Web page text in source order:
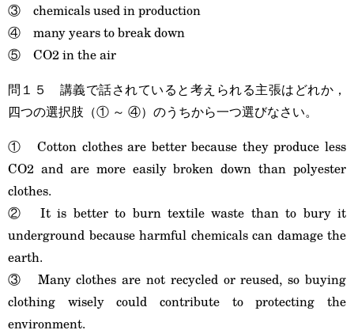
③ chemicals used in production
④ many years to break down
⑤ CO2 in the air
問１５ 講義で話されていると考えられる主張はどれか，
四つの選択肢（① ～ ④）のうちから一つ選びなさい。
① Cotton clothes are better because they produce less
CO2 and are more easily broken down than polyester
clothes.
② It is better to burn textile waste than to bury it
underground because harmful chemicals can damage the
earth.
③ Many clothes are not recycled or reused, so buying
clothing wisely could contribute to protecting the
environment.